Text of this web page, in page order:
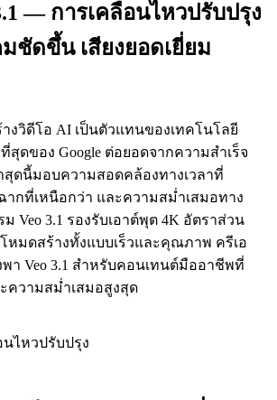
— การเคลื่อนไหวปรับปรุง
ชัดขึ้น เสียงยอดเยี่ยม
างวิดีโอ AI เป็นตัวแทนของเทคโนโลยี
สุดของ Google ต่อยอดจากความสำเร็จ
สุดนี้มอบความสอดคล้องทางเวลาที่
ากที่เหนือกว่า และความสม่ำเสมอทาง
Veo 3.1 รองรับเอาต์พุต 4K อัตราส่วน
หมดสร้างทั้งแบบเร็วและคุณภาพ ครีเอ
า Veo 3.1 สำหรับคอนเทนต์มืออาชีพที่
วามสม่ำเสมอสูงสุด
ไหวปรับปรุง